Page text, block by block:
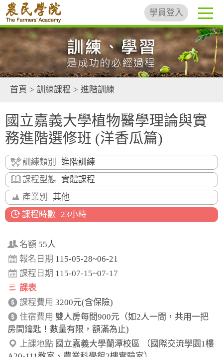
學員登入
首頁 > 訓練課程 > 進階訓練
國立嘉義大學植物醫學理論與實
務進階選修班 (洋香瓜篇)
訓練類別
進階訓練
課程型態 實體課程
產業別
其他
課程時數 23小時
名額 55人
報名日期 115-05-28~06-21
課程日期 115-07-15~07-17
課表
課程費用 3200元(含保險)
住宿費用 雙人房每間900元（如2人一間，共用一把
房間鑰匙！數量有限，額滿為止)
上課地點 國立嘉義大學蘭潭校區 （國際交流學園1樓